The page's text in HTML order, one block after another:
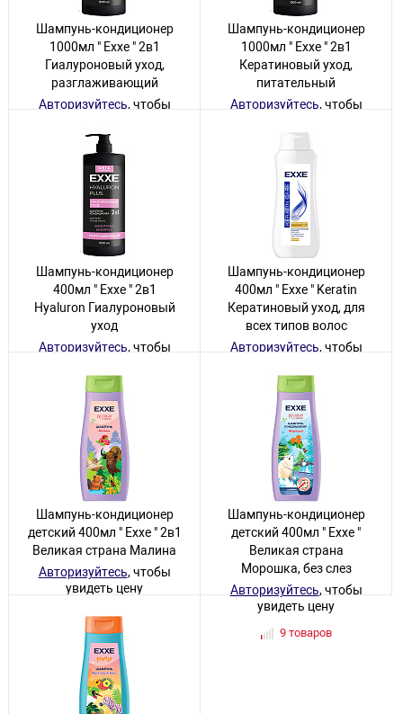
Шампунь-кондиционер
1000мл " Exxe " 2в1
Гиалуроновый уход,
разглаживающий
Авторизуйтесь, чтобы
1 товар
Шампунь-кондиционер
1000мл " Exxe " 2в1
Кератиновый уход,
питательный
Авторизуйтесь, чтобы
4 товара
Шампунь-кондиционер
400мл " Exxe " 2в1
Hyaluron Гиалуроновый
уход
Авторизуйтесь, чтобы
12 товаров
Шампунь-кондиционер
400мл " Exxe " Keratin
Кератиновый уход, для
всех типов волос
Авторизуйтесь, чтобы
25 товаров
Шампунь-кондиционер
детский 400мл " Exxe " 2в1
Великая страна Малина
Авторизуйтесь, чтобы
увидеть цену
6 товаров
Шампунь-кондиционер
детский 400мл " Exxe "
Великая страна
Морошка, без слез
Авторизуйтесь, чтобы
увидеть цену
9 товаров